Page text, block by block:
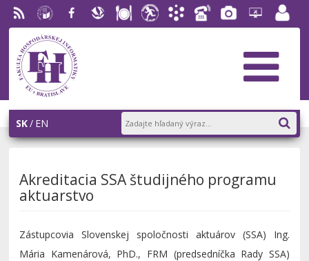
RSS EU v
Bratislave
FacebookSlovenskáStravovanie
ŠtudentskýAkademický
TelefónnyFotogaléria
Helpdesk
portál
SK EN
Akreditacia SSA študijného programu
aktuarstvo
Zástupcovia Slovenskej spoločnosti aktuárov (SSA) Ing.
Mária Kamenárová, PhD., FRM (predsedníčka Rady SSA)